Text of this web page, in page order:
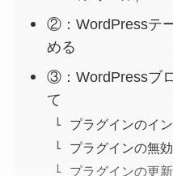
②：WordPressテ
める
③：WordPressブ
て
プラグインのイ
プラグインの無
プラグインの更